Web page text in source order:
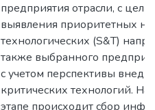
предприятия отрасли, с
выявления приоритетных
технологических (S&T)
также выбранного
с учетом перспективы
критических технологий. На
этапе происходит сбор